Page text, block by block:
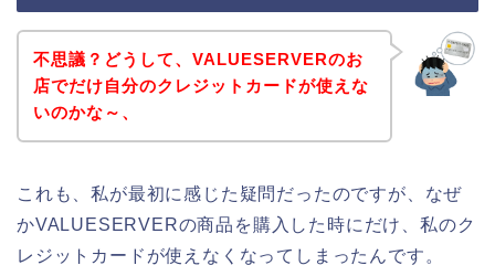
不思議？どうして、VALUESERVERのお
店でだけ自分のクレジットカードが使えな
いのかな～、
これも、私が最初に感じた疑問だったのですが、なぜ
かVALUESERVERの商品を購入した時にだけ、私のク
レジットカードが使えなくなってしまったんです。